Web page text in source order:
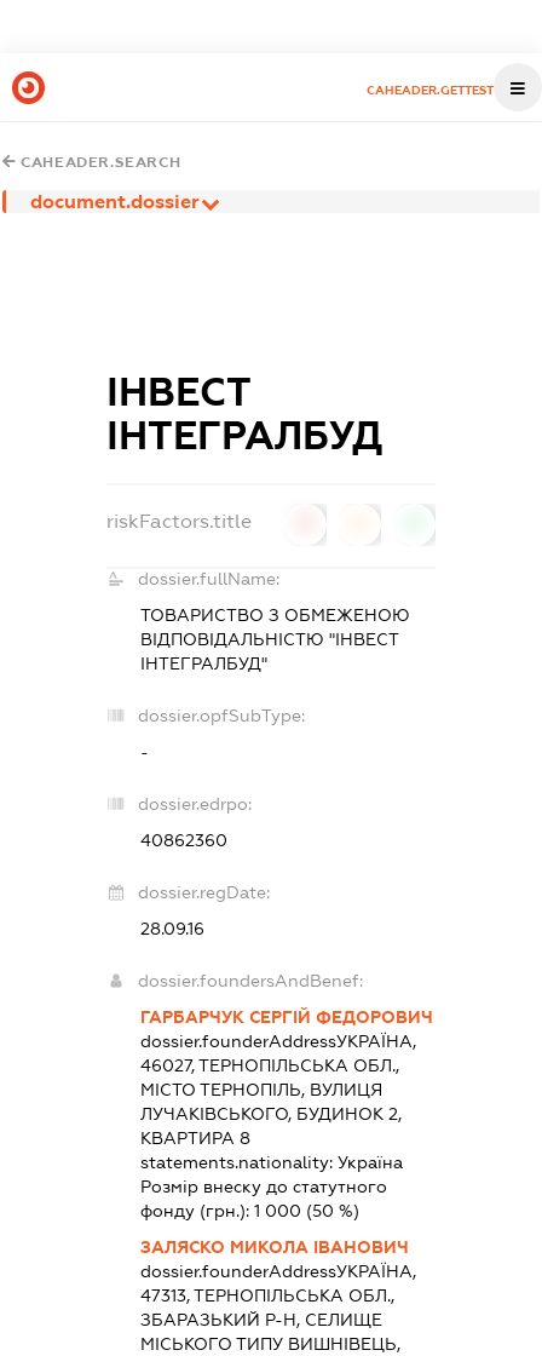
CAHEADER.GETTEST
CAHEADER.SEARCH
document.dossier
ІНВЕСТ
ІНТЕГРАЛБУД
riskFactors.title
dossier.fullName:
ТОВАРИСТВО З ОБМЕЖЕНОЮ
ВІДПОВІДАЛЬНІСТЮ "ІНВЕСТ
ІНТЕГРАЛБУД"
dossier.opfSubType:
-
dossier.edrpo:
40862360
dossier.regDate:
28.09.16
dossier.foundersAndBenef:
ГАРБАРЧУК СЕРГІЙ ФЕДОРОВИЧ
dossier.founderAddressУКРАЇНА,
46027, ТЕРНОПІЛЬСЬКА ОБЛ.,
МІСТО ТЕРНОПІЛЬ, ВУЛИЦЯ
ЛУЧАКІВСЬКОГО, БУДИНОК 2,
КВАРТИРА 8
statements.nationality:Україна
Розмір внеску до статутного
фонду (грн.):1 000 (50 %)
ЗАЛЯСКО МИКОЛА ІВАНОВИЧ
dossier.founderAddressУКРАЇНА,
47313, ТЕРНОПІЛЬСЬКА ОБЛ.,
ЗБАРАЗЬКИЙ Р-Н, СЕЛИЩЕ
МІСЬКОГО ТИПУ ВИШНІВЕЦЬ,